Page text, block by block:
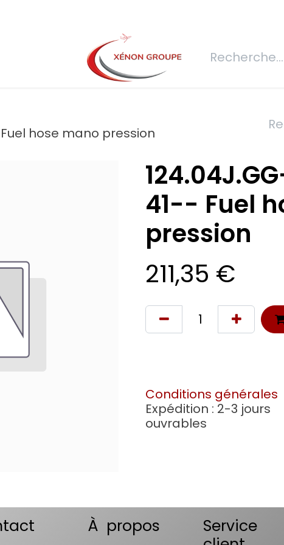
Demande de devis Connexion Réfection
hose mano pression
41-- Fuel
pression
211,35 €
Conditions générales
Expédition : 2-3 jours
ouvrables
À propos
Service